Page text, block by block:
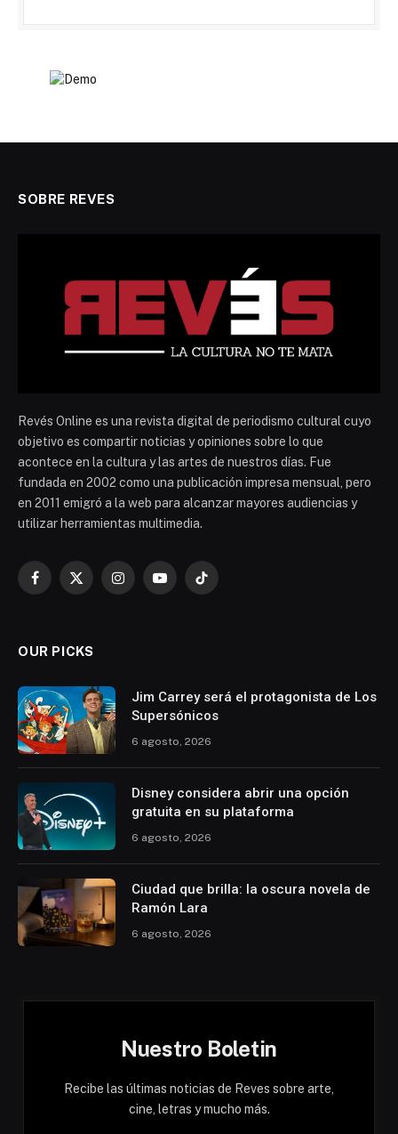
SOBRE REVES
Revés Online es una revista digital de periodismo cultural cuyo
objetivo es compartir noticias y opiniones sobre lo que
acontece en la cultura y las artes de nuestros días. Fue
fundada en 2002 como una publicación impresa mensual, pero
en 2011 emigró a la web para alcanzar mayores audiencias y
utilizar herramientas multimedia.
Facebook
X
InstagramYouTubeTikTok
OUR PICKS
Jim Carrey será el protagonista de Los
Supersónicos
6 agosto, 2026
Disney considera abrir una opción
gratuita en su plataforma
6 agosto, 2026
Ciudad que brilla: la oscura novela de
Ramón Lara
6 agosto, 2026
Nuestro Boletin
Recibe las últimas noticias de Reves sobre arte,
cine, letras y mucho más.